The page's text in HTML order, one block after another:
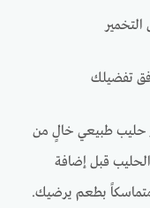
تفضيلك
حليب طبيعي خالٍ من
الحليب قبل إضافة
متماسكاً بطعم يرضيك.